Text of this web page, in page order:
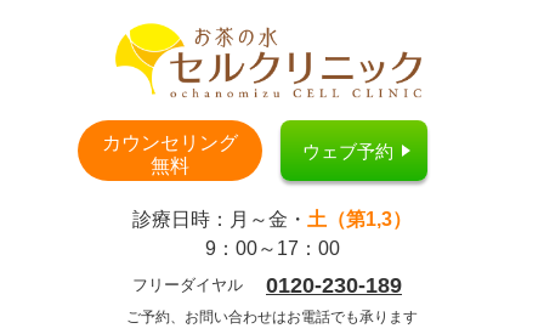
カウンセリング
無料
ウェブ予約
診療日時：月～金・ 土（第1,3）
9：00～17：00
フリーダイヤル 0120-230-189
ご予約、お問い合わせはお電話でも承ります